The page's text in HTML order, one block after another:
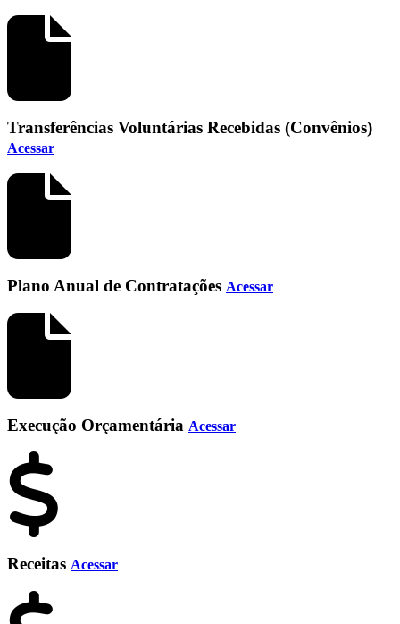
Transferências Voluntárias Recebidas (Convênios)
Acessar
Plano Anual de Contratações Acessar
Execução Orçamentária Acessar
Receitas Acessar